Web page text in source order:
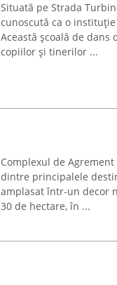
Situată pe Strada
cunoscută ca o
Această școală de
copiilor și tinerilor ...
Complexul de
dintre principalele
amplasat într-un decor
30 de hectare, în ...